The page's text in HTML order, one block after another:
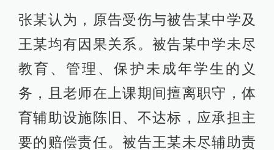
张某认为，原告受伤与被告某中学及
王某均有因果关系。被告某中学未尽
教育、管理、保护未成年学生的义
务，且老师在上课期间擅离职守，体
育辅助设施陈旧、不达标，应承担主
要的赔偿责任。被告王某未尽辅助责